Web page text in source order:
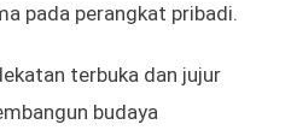
pada perangkat pribadi.
terbuka dan jujur
budaya